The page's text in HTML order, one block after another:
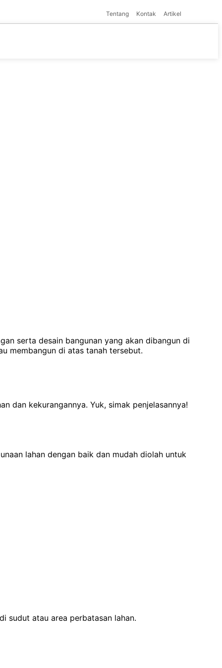
Tentang Kontak Artikel
serta desain bangunan yang akan dibangun di
membangun di atas tanah tersebut.
dan kekurangannya. Yuk, simak penjelasannya!
lahan dengan baik dan mudah diolah untuk
sudut atau area perbatasan lahan.